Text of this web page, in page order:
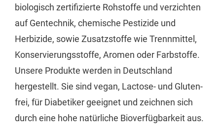
biologisch zertifizierte Rohstoffe und verzichten
auf Gentechnik, chemische Pestizide und
Herbizide, sowie Zusatzstoffe wie Trennmittel,
Konservierungsstoffe, Aromen oder Farbstoffe.
Unsere Produkte werden in Deutschland
hergestellt. Sie sind vegan, Lactose- und Gluten-
frei, für Diabetiker geeignet und zeichnen sich
durch eine hohe natürliche Bioverfügbarkeit aus.